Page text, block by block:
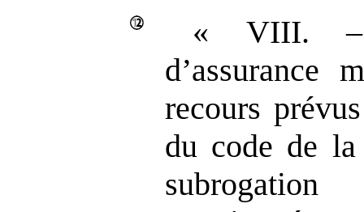
« VIII. –
d’assurance
recours
du code de